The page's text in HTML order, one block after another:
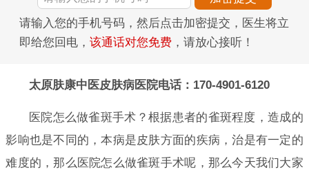
请输入您的手机号码，然后点击加密提交，医生将立
即给您回电， 该通话对您免费 ，请放心接听！
太原肤康中医皮肤病医院电话：170-4901-6120
医院怎么做雀斑手术？根据患者的雀斑程度，造成的
影响也是不同的，本病是皮肤方面的疾病，治是有一定的
难度的，那么医院怎么做雀斑手术呢，那么今天我们大家